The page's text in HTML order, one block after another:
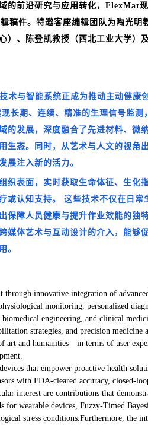
的前沿研究与应用转化，FlexMat
稿件。特邀客座编辑团队为陶光明
）、陈登凯教授（西北工业大学）
术与智能系统正成为推动主动健康
长期、连续、精准的生理信号监测
的发展，深度融合了先进材料、微
生态。同时，从艺术与人文的视角
展注入新的活力。
织表面，实时获取生命体征、生化
或认知支持。 这些技术不仅在日常
保障人员健康与提升作业效能的独
媒体艺术与互动设计的介入，能够
。
through innovative integration of
monitoring, personalized
engineering, and clinical
strategies, and precision medicine
art and humanities—in terms of user
that empower proactive health
with FDA-cleared accuracy, closed-
interest are contributions that
for wearable devices, Fuzzy-Timed
stress conditions.Furthermore, the